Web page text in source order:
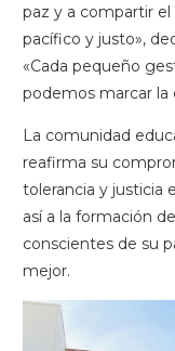
paz y a compartir
pacífico y justo»,
«Cada pequeño
podemos marcar la
La comunidad
reafirma su
tolerancia y justicia
así a la formación
conscientes de su
mejor.